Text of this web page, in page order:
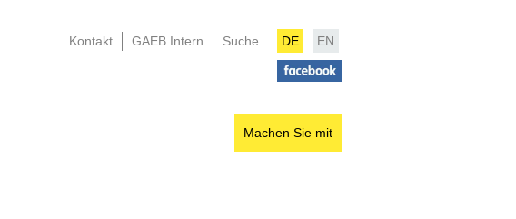
Kontakt GAEB Intern Suche DE EN
Machen Sie mit